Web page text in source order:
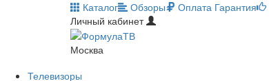
Каталог Обзоры Оплата Гарантия
Личный кабинет
Москва
Телевизоры